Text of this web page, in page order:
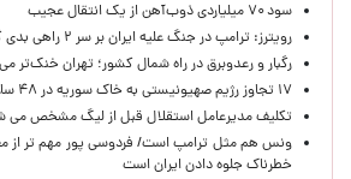
سود ۷۰ میلیاردی ذوب‌آهن از یک انتقال عجیب
رویترز: ترامپ در جنگ علیه ایران بر سر ۲ راهی بدی گیر افتاده است
رگبار و رعدوبرق در راه شمال کشور؛ تهران خنک‌تر
۱۷ تجاوز رژیم صهیونیستی به خاک سوریه در ۴۸ ساعت گذشته
تکلیف مدیرعامل استقلال قبل از لیگ مشخص می
ونس هم مثل ترامپ است/ فردوسی پور مهم تر از
خطرناک جلوه دادن ایران است